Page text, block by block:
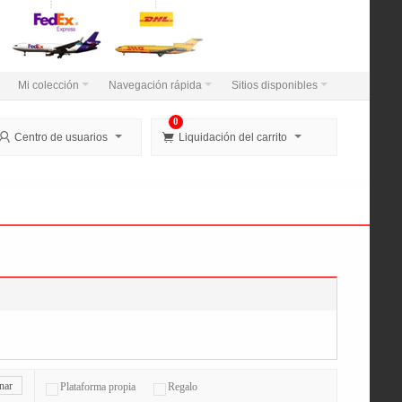
Mi colección Navegación rápida Sitios disponibles
 Centro de usuarios  Liquidación del carrito
0
Plataforma propia Regalo